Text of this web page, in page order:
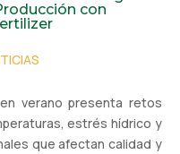
con
verano presenta retos
estrés hídrico y
que afectan calidad y